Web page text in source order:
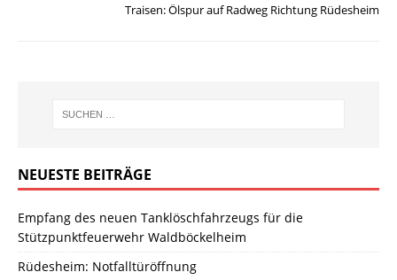
Traisen: Ölspur auf Radweg Richtung Rüdesheim
NEUESTE BEITRÄGE
Empfang des neuen Tanklöschfahrzeugs für die
Stützpunktfeuerwehr Waldböckelheim
Rüdesheim: Notfalltüröffnung